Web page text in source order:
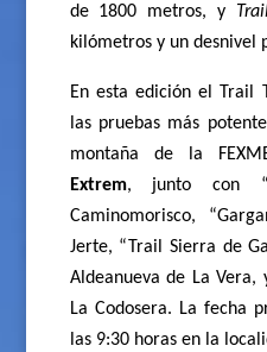
de 1800 metros, y
kilómetros y un desnivel
En esta edición el Trail
las pruebas más
montaña de la
Extrem, junto con
Caminomorisco,
Jerte, “Trail Sierra de
Aldeanueva de La Vera,
La Codosera. La fecha
las 9:30 horas en la